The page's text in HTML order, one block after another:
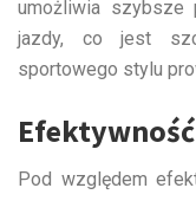
umożliwia szybsze
jazdy, co jest
sportowego stylu
Pod względem